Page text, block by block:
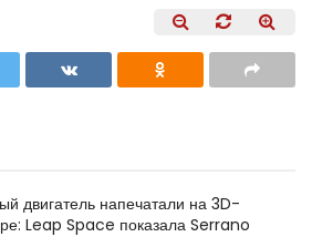
двигатель напечатали на 3D-
Leap Space показала Serrano